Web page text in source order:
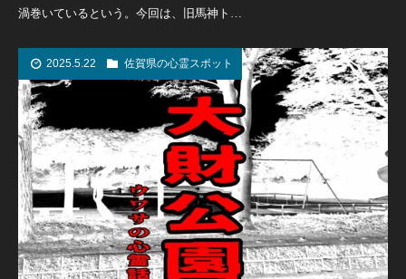
渦巻いているという。今回は、旧馬神ト…
2025.5.22 佐賀県の心霊スポット